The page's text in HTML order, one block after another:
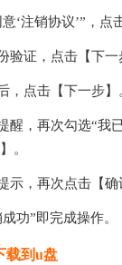
‘注销协议’”，点
验证，点击【下一
，点击【下一步】
醒，再次勾选“我
。
示，再次点击【确
功”即完成操作。
载到u盘